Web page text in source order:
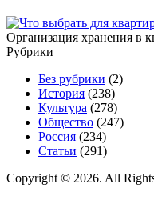
Организация хранения в
Рубрики
Без рубрики (2)
История (238)
Культура (278)
Общество (247)
Россия (234)
Статьи (291)
Copyright © 2026. All